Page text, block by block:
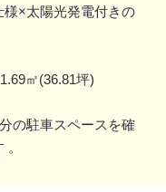
×太陽光発電付きの
㎡(36.81坪)
の駐車スペースを確